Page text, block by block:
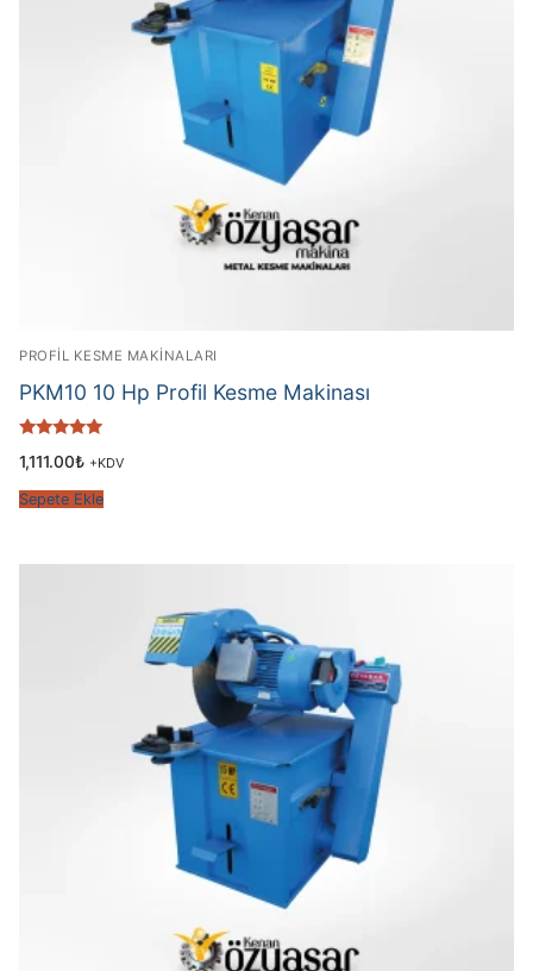
PROFİL KESME MAKİNALARI
PKM10 10 Hp Profil Kesme Makinası
5.00
1,111.00₺ +KDV
Sepete Ekle